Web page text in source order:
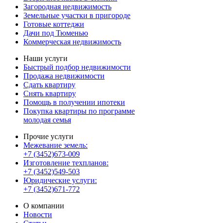
Загородная недвижимость
Земельные участки в пригороде
Готовые коттеджи
Дачи под Тюменью
Коммерческая недвижимость
Наши услуги
Быстрый подбор недвижимости
Продажа недвижимости
Сдать квартиру
Снять квартиру
Помощь в получении ипотеки
Покупка квартиры по программе
молодая семья
Прочие услуги
Межевание земель:
+7 (3452)673-009
Изготовление техпланов:
+7 (3452)549-503
Юридические услуги:
+7 (3452)671-772
О компании
Новости